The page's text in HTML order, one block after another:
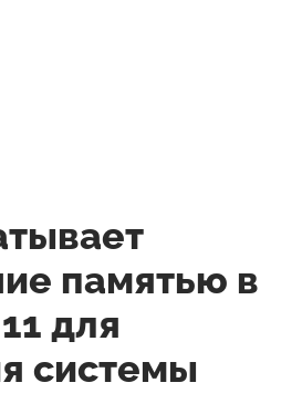
памятью в
для
системы